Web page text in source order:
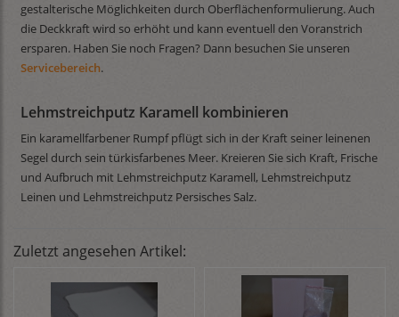
gestalterische Möglichkeiten durch Oberflächenformulierung. Auch
die Deckkraft wird so erhöht und kann eventuell den Voranstrich
ersparen. Haben Sie noch Fragen? Dann besuchen Sie unseren
Servicebereich.
Lehmstreichputz Karamell kombinieren
Ein karamellfarbener Rumpf pflügt sich in der Kraft seiner leinenen
Segel durch sein türkisfarbenes Meer. Kreieren Sie sich Kraft, Frische
und Aufbruch mit Lehmstreichputz Karamell, Lehmstreichputz
Leinen und Lehmstreichputz Persisches Salz.
Zuletzt angesehen Artikel: